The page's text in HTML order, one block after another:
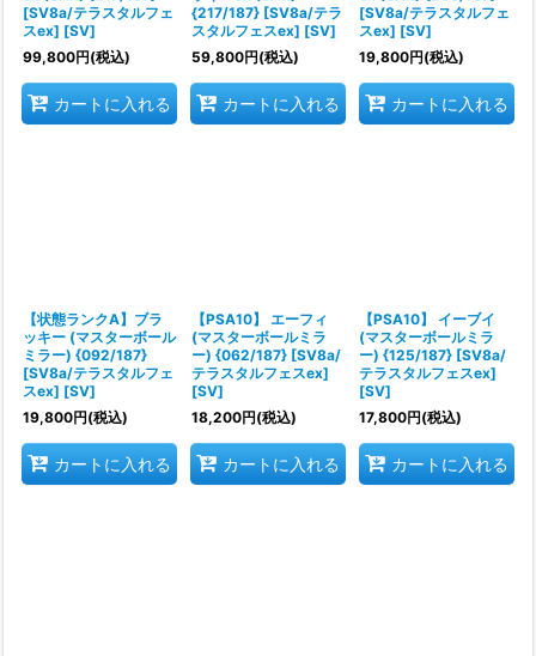
[SV8a/テラスタルフェ
スex] [SV]
99,800円(税込)
カートに入れる
{217/187} [SV8a/テラ
スタルフェスex] [SV]
59,800円(税込)
カートに入れる
[SV8a/テラスタルフェ
スex] [SV]
19,800円(税込)
カートに入れる
【状態ランクA】ブラ
ッキー (マスターボール
ミラー) {092/187}
[SV8a/テラスタルフェ
スex] [SV]
19,800円(税込)
カートに入れる
【PSA10】 エーフィ
(マスターボールミラ
ー) {062/187} [SV8a/
テラスタルフェスex]
[SV]
18,200円(税込)
カートに入れる
【PSA10】 イーブイ
(マスターボールミラ
ー) {125/187} [SV8a/
テラスタルフェスex]
[SV]
17,800円(税込)
カートに入れる